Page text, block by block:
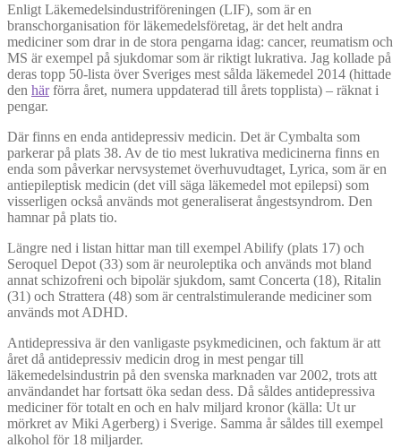
Enligt Läkemedelsindustriföreningen (LIF), som är en
branschorganisation för läkemedelsföretag, är det helt andra
mediciner som drar in de stora pengarna idag: cancer, reumatism och
MS är exempel på sjukdomar som är riktigt lukrativa. Jag kollade på
deras topp 50-lista över Sveriges mest sålda läkemedel 2014 (hittade
den härförra året, numera uppdaterad till årets topplista) – räknat i
pengar.
Där finns en enda antidepressiv medicin. Det är Cymbalta som
parkerar på plats 38. Av de tio mest lukrativa medicinerna finns en
enda som påverkar nervsystemet överhuvudtaget, Lyrica, som är en
antiepileptisk medicin (det vill säga läkemedel mot epilepsi) som
visserligen också används mot generaliserat ångestsyndrom. Den
hamnar på plats tio.
Längre ned i listan hittar man till exempel Abilify (plats 17) och
Seroquel Depot (33) som är neuroleptika och används mot bland
annat schizofreni och bipolär sjukdom, samt Concerta (18), Ritalin
(31) och Strattera (48) som är centralstimulerande mediciner som
används mot ADHD.
Antidepressiva är den vanligaste psykmedicinen, och faktum är att
året då antidepressiv medicin drog in mest pengar till
läkemedelsindustrin på den svenska marknaden var 2002, trots att
användandet har fortsatt öka sedan dess. Då såldes antidepressiva
mediciner för totalt en och en halv miljard kronor (källa: Ut ur
mörkret av Miki Agerberg) i Sverige. Samma år såldes till exempel
alkohol för 18 miljarder.